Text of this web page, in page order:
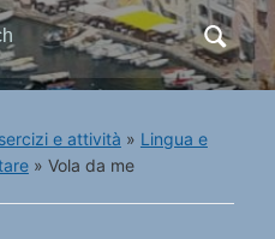
e attività » Lingua e
» Vola da me